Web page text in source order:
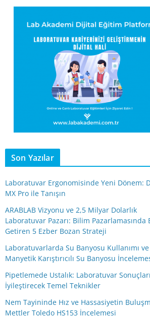
Son Yazılar
Laboratuvar Ergonomisinde Yeni Dönem:
MX Pro ile Tanışın
ARABLAB Vizyonu ve 2,5 Milyar Dolarlık
Laboratuvar Pazarı: Bilim Pazarlamasında
Getiren 5 Ezber Bozan Strateji
Laboratuvarlarda Su Banyosu Kullanımı ve
Manyetik Karıştırıcılı Su Banyosu
Pipetlemede Ustalık: Laboratuvar
İyileştirecek Temel Teknikler
Nem Tayininde Hız ve Hassasiyetin
Mettler Toledo HS153 İncelemesi